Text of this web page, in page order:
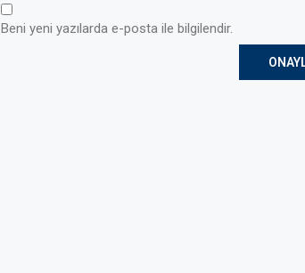
Beni yeni yazılarda e-posta ile bilgilendir.